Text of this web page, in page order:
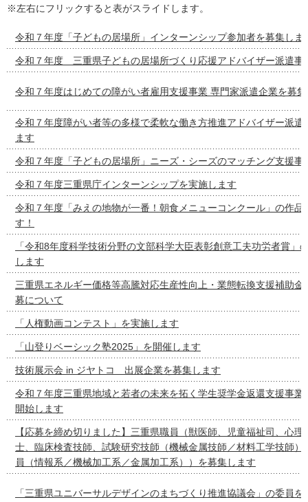
※左右にフリックすると表がスライドします。
令和７年度「子どもの居場所」インターンシップ参加者を募集しま
令和７年度 三重県子どもの居場所づくり応援アドバイザー派遣事
令和７年度はじめての障がい者雇用支援事業 専門家派遣企業を募
令和７年度障がい者等の多様で柔軟な働き方推進アドバイザー派遣
ます
令和７年度「子どもの居場所」ニーズ・シーズのマッチング支援事
令和７年度三重県庁インターンシップを実施します
令和７年度「みえの地物が一番！朝食メニューコンクール」の作品
す！
「令和8年度科学技術分野の文部科学大臣表彰創意工夫功労者賞」
します
三重県エネルギー価格等高騰対応生産性向上・業態転換支援補助金
募について
「人権動画コンテスト」を実施します
「山登りベーシック塾2025」を開催します
技術展示会 in ジヤトコ 出展企業を募集します
令和７年度三重県地域と若者の未来を拓く学生奨学金返還支援事業
開始します
【応募を締め切りました】三重県職員（獣医師、児童福祉司、心理
士、臨床検査技師、試験研究技師（機械金属技師／材料工学技師）
員（情報系／機械加工系／金属加工系））を募集します
「三重県ユニバーサルデザインのまちづくり推進協議会」の委員を